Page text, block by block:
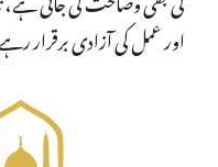
اور عمل کی آزادی برقرار